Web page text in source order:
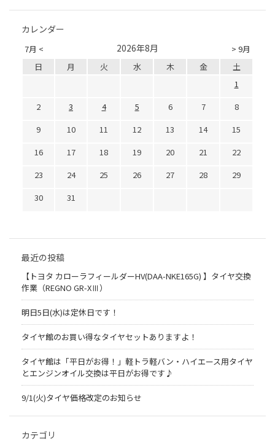
カレンダー
7月 < > 9月
2026年8月
日 月 火 水 木 金
土
1
2
3 4 5 6 7
8
9
10 11 12 13 14
15
16
17 18 19 20 21
22
23
24 25 26 27 28
29
30
31
最近の投稿
【トヨタ カローラフィールダーHV(DAA-NKE165G) 】タイヤ交換
作業（REGNO GR-XⅢ）
明日5日(水)は定休日です！
タイヤ館のお買い得なタイヤセットありますよ！
タイヤ館は「平日がお得！」軽トラ軽バン・ハイエース用タイヤ
とエンジンオイル交換は平日がお得です♪
9/1(火)タイヤ価格改定のお知らせ
カテゴリ